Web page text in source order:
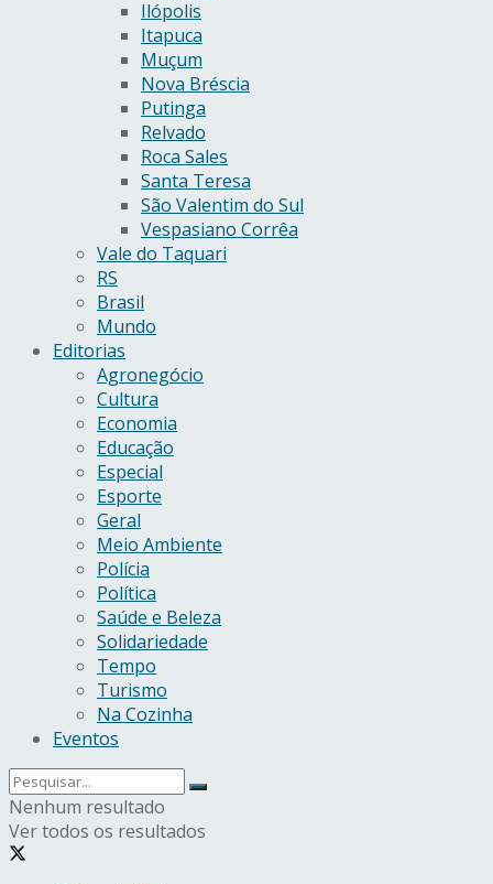
Ilópolis
Itapuca
Muçum
Nova Bréscia
Putinga
Relvado
Roca Sales
Santa Teresa
São Valentim do Sul
Vespasiano Corrêa
Vale do Taquari
RS
Brasil
Mundo
Editorias
Agronegócio
Cultura
Economia
Educação
Especial
Esporte
Geral
Meio Ambiente
Polícia
Política
Saúde e Beleza
Solidariedade
Tempo
Turismo
Na Cozinha
Eventos
Nenhum resultado
Ver todos os resultados